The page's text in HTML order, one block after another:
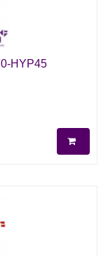
HYP45